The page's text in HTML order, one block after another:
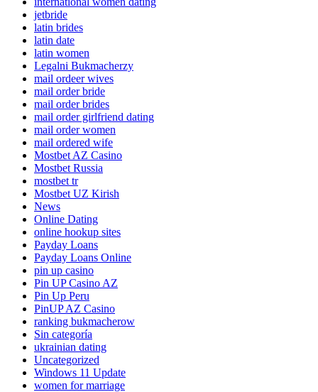
jetbride
latin brides
latin date
latin women
Legalni Bukmacherzy
mail ordeer wives
mail order bride
mail order brides
mail order girlfriend dating
mail order women
mail ordered wife
Mostbet AZ Casino
Mostbet Russia
mostbet tr
Mostbet UZ Kirish
News
Online Dating
online hookup sites
Payday Loans
Payday Loans Online
pin up casino
Pin UP Casino AZ
Pin Up Peru
PinUP AZ Casino
ranking bukmacherow
Sin categoría
ukrainian dating
Uncategorized
Windows 11 Update
women for marriage